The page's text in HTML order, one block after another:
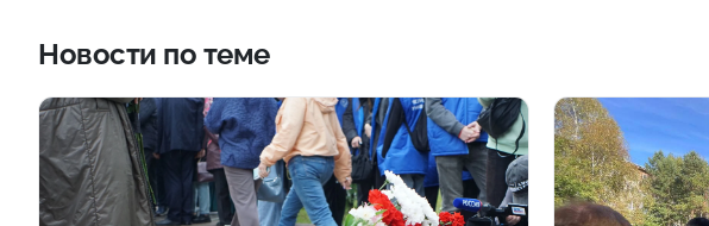
Новости по теме